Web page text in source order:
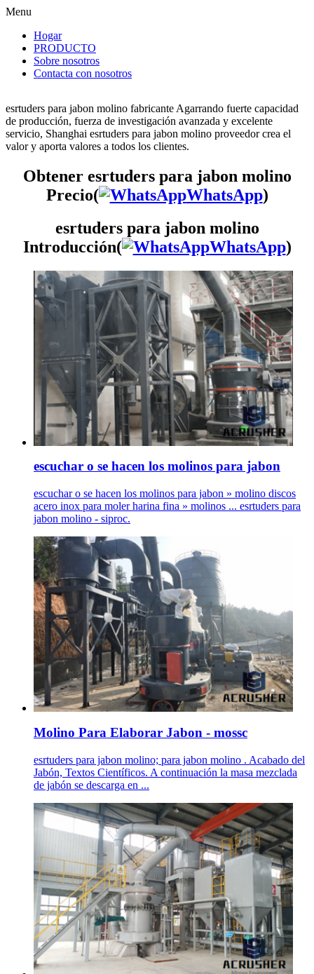
Menu
Hogar
PRODUCTO
Sobre nosotros
Contacta con nosotros
esrtuders para jabon molino fabricante Agarrando fuerte capacidad
de producción, fuerza de investigación avanzada y excelente
servicio, Shanghai esrtuders para jabon molino proveedor crea el
valor y aporta valores a todos los clientes.
Obtener esrtuders para jabon molino
Precio(
WhatsApp)
esrtuders para jabon molino
Introducción(
WhatsApp)
escuchar o se hacen los molinos para jabon
escuchar o se hacen los molinos para jabon » molino discos
acero inox para moler harina fina » molinos ... esrtuders para
jabon molino - siproc.
Molino Para Elaborar Jabon - mossc
esrtuders para jabon molino; para jabon molino . Acabado del
Jabón, Textos Científicos. A continuación la masa mezclada
de jabón se descarga en ...